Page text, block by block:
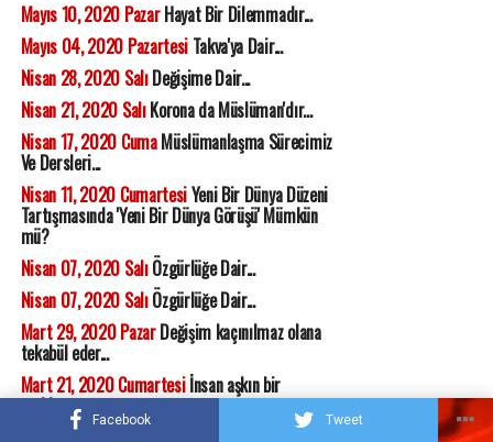
Facebook Tweet
Mayıs 10, 2020 PazarHayat Bir Dilemmadır...
Mayıs 04, 2020 PazartesiTakva'ya Dair...
Nisan 28, 2020 SalıDeğişime Dair...
Nisan 21, 2020 SalıKorona da Müslüman'dır...
Nisan 17, 2020 CumaMüslümanlaşma Sürecimiz
Ve Dersleri...
Nisan 11, 2020 CumartesiYeni Bir Dünya Düzeni
Tartışmasında 'Yeni Bir Dünya Görüşü' Mümkün
mü?
Nisan 07, 2020 SalıÖzgürlüğe Dair...
Nisan 07, 2020 SalıÖzgürlüğe Dair...
Mart 29, 2020 PazarDeğişim kaçınılmaz olana
tekabül eder...
Mart 21, 2020 Cumartesiİnsan aşkın bir
varlıktır...